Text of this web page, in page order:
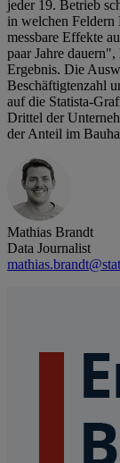
jeder 19. Betrieb
in welchen
messbare Effekte
paar Jahre
Ergebnis. Die
Beschäftigtenzahl
auf die Statista-
Drittel der
der Anteil im
Mathias Brandt
Data Journalist